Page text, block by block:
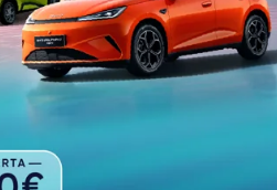
à comunicação social